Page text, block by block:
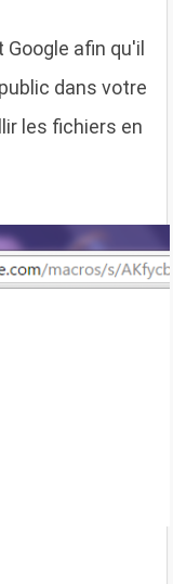
afin qu'il
dans votre
les fichiers en